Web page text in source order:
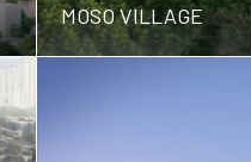
MOSO VILLAGE